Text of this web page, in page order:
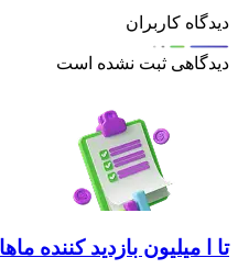
دیدگاه کاربران
دیدگاهی ثبت نشده است
تا ا میلیون بازدید کننده